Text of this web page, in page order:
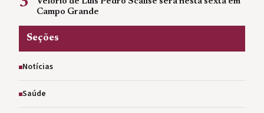
Campo Grande
Seções
Notícias
Saúde